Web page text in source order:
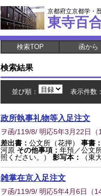
京都府立京都学・
東寺百
検索TOP 函から
検索結果
並び順： 表示件数：
政所執事礼物等入足注文
ヲ函/119/8/ 明応5年3月22日 （
差出書： 公文所（花押） 事書：
河原 その他事項： 年預／公文
照ください。）
影写本： （東
雑掌在京入足注文
ヲ函/119/9/ 明応5年4月6日 （